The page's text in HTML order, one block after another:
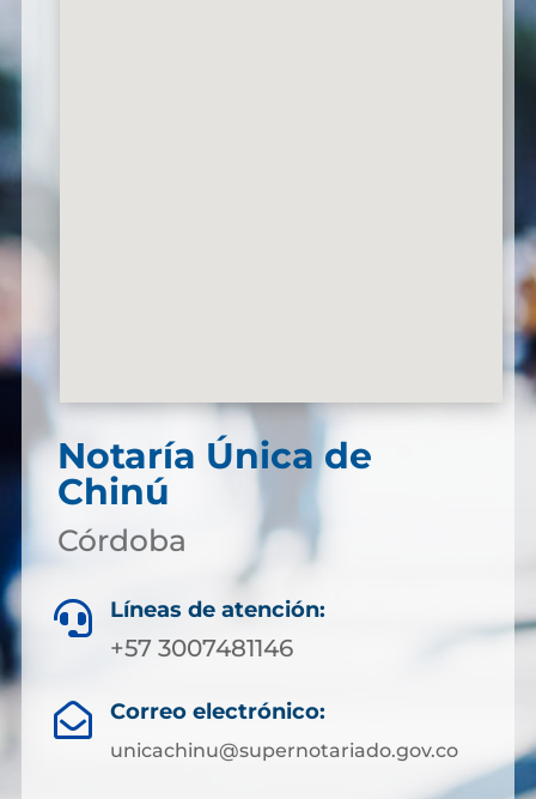
Notaría Única de
Chinú
Córdoba
 Líneas de atención:
+57 3007481146
 Correo electrónico:
unicachinu@supernotariado.gov.co